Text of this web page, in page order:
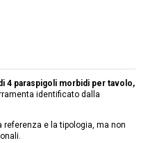
4 paraspigoli morbidi per tavolo,
identificato dalla
e la tipologia, ma non